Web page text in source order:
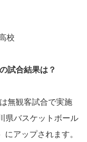
校
試合結果は？
無観客試合で実施
県バスケットボール
アップされます。